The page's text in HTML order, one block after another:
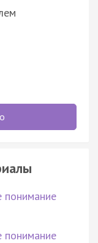
понимание
понимание